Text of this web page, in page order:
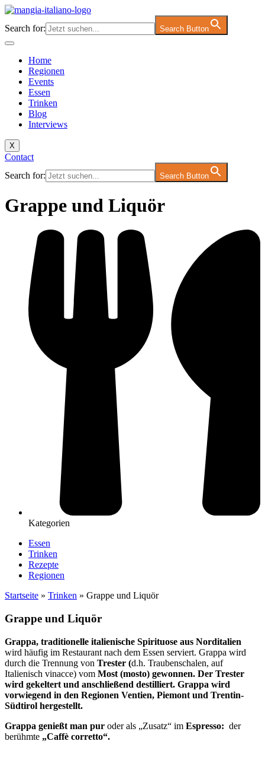
Zum
springen
Search for: Search Button
Home
Regionen
Events
Essen
Trinken
Blog
Interviews
X
Contact
Search for:
Search Button
Grappe und Liquör
Kategorien
Essen
Trinken
Rezepte
Regionen
Startseite » Trinken » Grappe und Liquör
Grappe und Liquör
Grappa, traditionelle italienische Spirituose aus Norditalien
wird häufig im Restaurant nach dem Essen serviert. Grappa wird
durch die Trennung von Trester (d.h. Traubenschalen, auf
Italienisch vinacce) vom Most (mosto) gewonnen. Der Trester
wird gekeltert und anschließend destilliert. Grappa wird
vorwiegend in den Regionen Ventien, Piemont und Trentin-
Südtirol hergestellt.
Grappa genießt man pur oder als „Zusatz“ im Espresso: der
berühmte „Caffè corretto“.